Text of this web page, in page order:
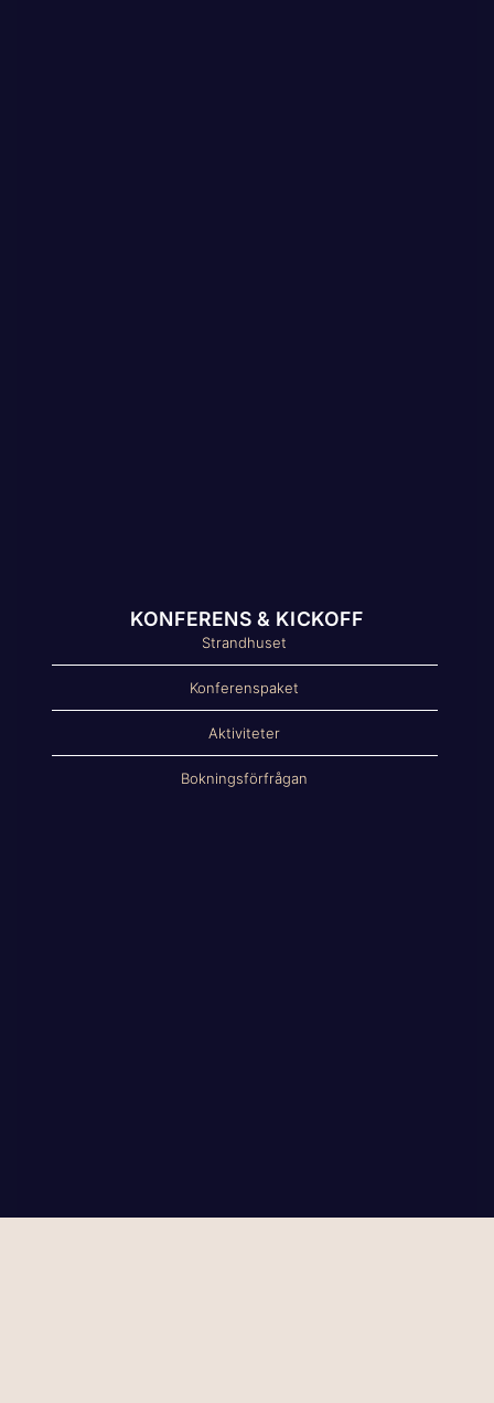
KONFERENS & KICKOFF
Strandhuset
Konferenspaket
Aktiviteter
Bokningsförfrågan